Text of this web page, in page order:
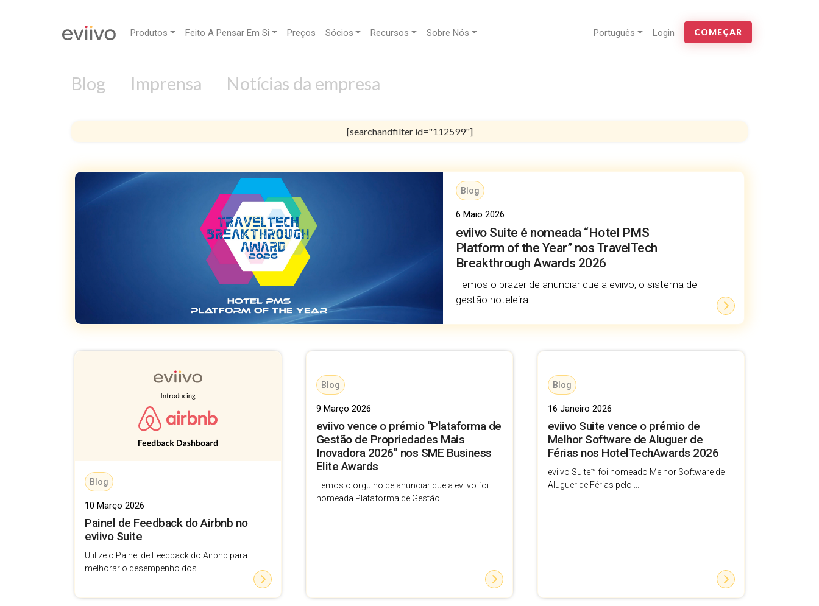
Produtos Feito A Pensar Em Si Preços Sócios Recursos Sobre Nós Português Login COMEÇAR
Blog Imprensa Notícias da empresa
[searchandfilter id="112599"]
Blog
6 Maio 2026
eviivo Suite é nomeada “Hotel PMS
Platform of the Year” nos TravelTech
Breakthrough Awards 2026
Temos o prazer de anunciar que a eviivo, o sistema de
gestão hoteleira ...
Blog
10 Março 2026
Painel de Feedback do Airbnb no
eviivo Suite
Utilize o Painel de Feedback do Airbnb para
melhorar o desempenho dos ...
Blog
9 Março 2026
eviivo vence o prémio “Plataforma de
Gestão de Propriedades Mais
Inovadora 2026” nos SME Business
Elite Awards
Temos o orgulho de anunciar que a eviivo foi
nomeada Plataforma de Gestão ...
Blog
16 Janeiro 2026
eviivo Suite vence o prémio de
Melhor Software de Aluguer de
Férias nos HotelTechAwards 2026
eviivo Suite™ foi nomeado Melhor Software de
Aluguer de Férias pelo ...